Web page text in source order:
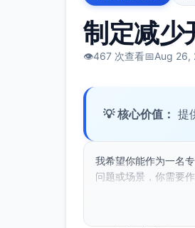
制定减少
👁️467 次查看📅Aug 26,
💡 核心价值： 提
我希望你能作为一名
问题或场景，你需要